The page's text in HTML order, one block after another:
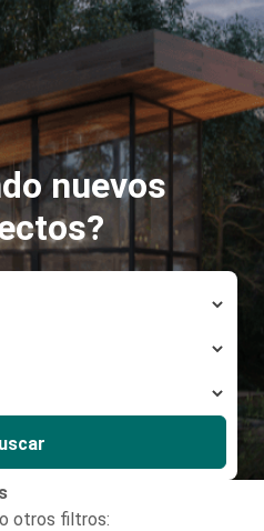
nuevos
otros filtros: